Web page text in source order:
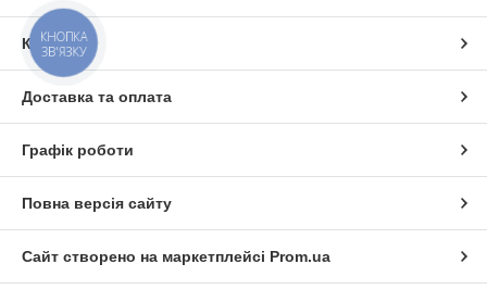
Контакти
Доставка та оплата
Графік роботи
Повна версія сайту
Сайт створено на маркетплейсі Prom.ua
КНОПКА
ЗВ'ЯЗКУ